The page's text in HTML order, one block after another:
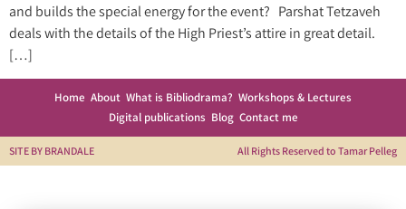
and builds the special energy for the event? Parshat Tetzaveh
deals with the details of the High Priest’s attire in great detail.
[…]
Home About What is Bibliodrama? Workshops & Lectures
Digital publications Blog Contact me
SITE BY BRANDALE All Rights Reserved to Tamar Pelleg